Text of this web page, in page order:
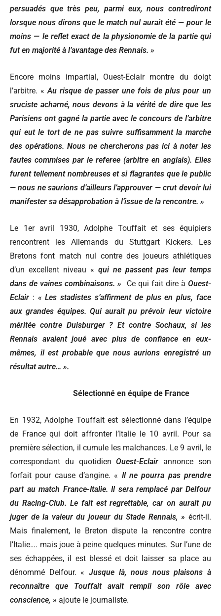
persuadés que très peu, parmi eux, nous contrediront
lorsque nous dirons que le match nul aurait été — pour le
moins — le reflet exact de la physionomie de la partie qui
fut en majorité à l’avantage des Rennais. »
Encore moins impartial, Ouest-Eclair montre du doigt
l’arbitre. «Au risque de passer une fois de plus pour un
sruciste acharné, nous devons à la vérité de dire que les
Parisiens ont gagné la partie avec le concours de l’arbitre
qui eut le tort de ne pas suivre suffisamment la marche
des opérations. Nous ne chercherons pas ici à noter les
fautes commises par le referee (arbitre en anglais). Elles
furent tellement nombreuses et si flagrantes que le public
— nous ne saurions d’ailleurs l’approuver — crut devoir lui
manifester sa désapprobation à l’issue de la rencontre. »
Le 1er avril 1930, Adolphe Touffait et ses équipiers
rencontrent les Allemands du Stuttgart Kickers. Les
Bretons font match nul contre des joueurs athlétiques
d’un excellent niveau « qui ne passent pas leur temps
dans de vaines combinaisons. » Ce qui fait dire àOuest-
Eclair : « Les stadistes s’affirment de plus en plus, face
aux grandes équipes. Qui aurait pu prévoir leur victoire
méritée contre Duisburger ? Et contre Sochaux, si les
Rennais avaient joué avec plus de confiance en eux-
mêmes, il est probable que nous aurions enregistré un
résultat autre… ».
Sélectionné en équipe de France
En 1932, Adolphe Touffait est sélectionné dans l’équipe
de France qui doit affronter l’Italie le 10 avril. Pour sa
première sélection, il cumule les malchances. Le 9 avril, le
correspondant du quotidienOuest-Eclair annonce son
forfait pour cause d’angine. « Il ne pourra pas prendre
part au match France-Italie. Il sera remplacé par Delfour
du Racing-Club. Le fait est regrettable, car on aurait pu
juger de la valeur du joueur du Stade Rennais, » écrit-il.
Mais finalement, le Breton dispute la rencontre contre
l’Italie…. mais joue à peine quelques minutes. Sur l’une de
ses échappées, il est blessé et doit laisser sa place au
dénommé Delfour. « Jusque là, nous nous plaisons à
reconnaître que Touffait avait rempli son rôle avec
conscience, » ajoute le journaliste.